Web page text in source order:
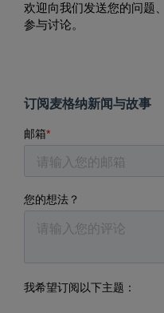
欢迎向我们发送您的问题
参与讨论。